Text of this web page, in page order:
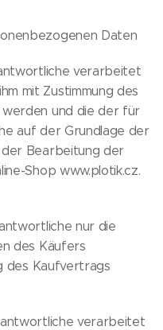
Daten
verarbeitet
mit Zustimmung des
und die der für
auf der Grundlage der
Bearbeitung der
Shop www.plotik.cz.
nur die
des Käufers
des Kaufvertrags
verarbeitet